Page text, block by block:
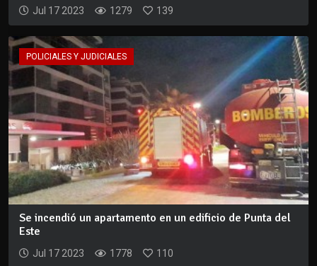
Jul 17 2023 1279 139
POLICIALES Y JUDICIALES
Se incendió un apartamento en un edificio de Punta del
Este
Jul 17 2023 1778 110